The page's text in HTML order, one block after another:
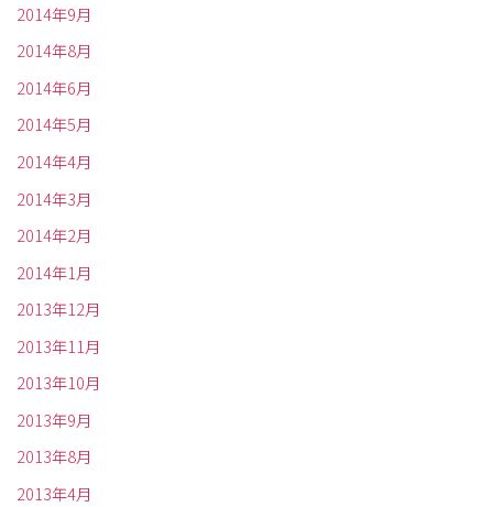
2014年9月
2014年8月
2014年6月
2014年5月
2014年4月
2014年3月
2014年2月
2014年1月
2013年12月
2013年11月
2013年10月
2013年9月
2013年8月
2013年4月